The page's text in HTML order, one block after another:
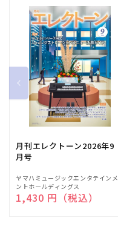
月刊エレクトーン2026年9
月号
販
売
元:
ヤマハミュージックエンタテインメ
ントホールディングス
通常価格
1,430 円（税込）